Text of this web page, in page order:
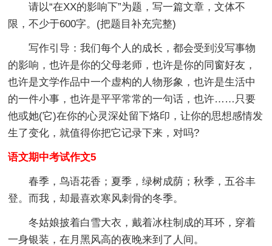
请以“在XX的影响下”为题，写一篇文章，文体不
限，不少于600字。(把题目补充完整)
写作引导：我们每个人的成长，都会受到没写事物
的影响，也许是你的父母老师，也许是你的同窗好友，
也许是文学作品中一个虚构的人物形象，也许是生活中
的一件小事，也许是平平常常的一句话，也许……只要
他或她(它)在你的心灵深处留下烙印，让你的思想感情发
生了变化，就值得你把它记录下来，对吗?
语文期中考试作文5
春季，鸟语花香；夏季，绿树成荫；秋季，五谷丰
登。而我，却最喜欢寒风刺骨的冬季。
冬姑娘披着白雪大衣，戴着冰柱制成的耳环，穿着
一身银装，在月黑风高的夜晚来到了人间。